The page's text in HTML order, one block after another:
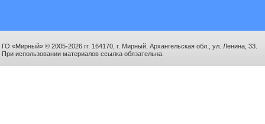
ГО «Мирный» © 2005-2026 гг. 164170, г. Мирный, Архангельская обл., ул. Ленина, 33.
При использовании материалов ссылка обязательна.